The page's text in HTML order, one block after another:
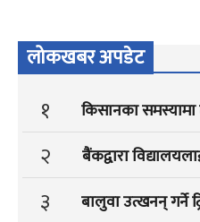
लोकखबर अपडेट
१ किसानका
२ बैंकद्वारा
३ बालुवा उत्खनन् गर्ने